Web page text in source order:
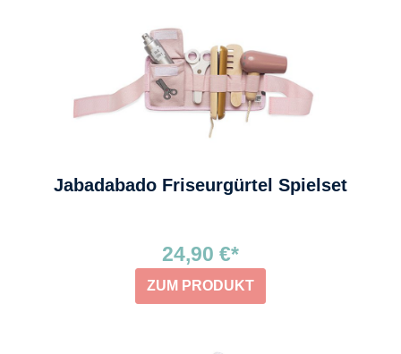
Jabadabado Friseurgürtel Spielset
24,90 €*
ZUM PRODUKT